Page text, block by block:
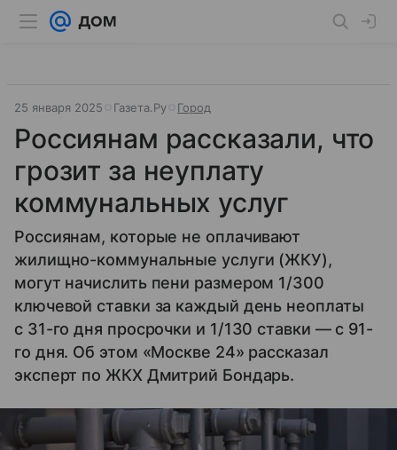
25 января 2025 Газета.Ру Город
Россиянам рассказали, что
грозит за неуплату
коммунальных услуг
Россиянам, которые не оплачивают
жилищно-коммунальные услуги (ЖКУ),
могут начислить пени размером 1/300
ключевой ставки за каждый день неоплаты
с 31-го дня просрочки и 1/130 ставки — с 91-
го дня. Об этом «Москве 24» рассказал
эксперт по ЖКХ Дмитрий Бондарь.